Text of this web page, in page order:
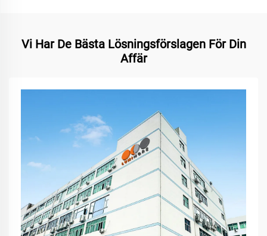
Vi Har De Bästa Lösningsförslagen För Din
Affär